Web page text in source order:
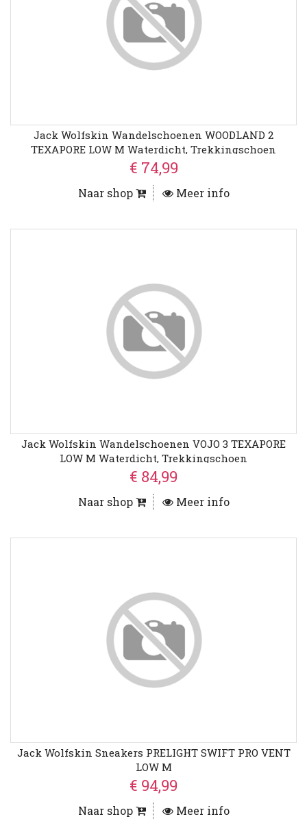
Jack Wolfskin Wandelschoenen WOODLAND 2
TEXAPORE LOW M Waterdicht, Trekkingschoen
€ 74,99
Naar shop Meer info
Jack Wolfskin Wandelschoenen VOJO 3 TEXAPORE
LOW M Waterdicht, Trekkingschoen
€ 84,99
Naar shop Meer info
Jack Wolfskin Sneakers PRELIGHT SWIFT PRO VENT
LOW M
€ 94,99
Naar shop Meer info